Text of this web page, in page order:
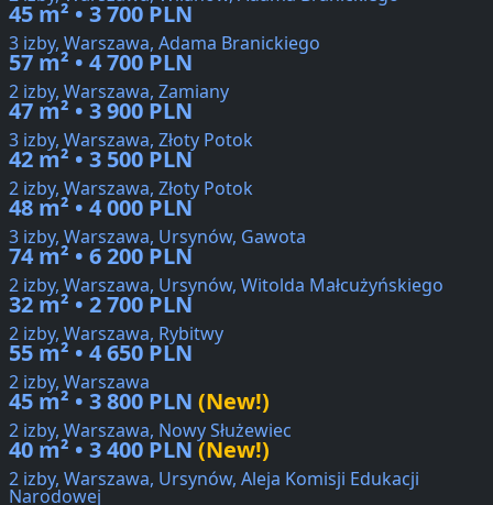
45 m² • 3 700 PLN
3 izby, Warszawa, Adama Branickiego
57 m² • 4 700 PLN
2 izby, Warszawa, Zamiany
47 m² • 3 900 PLN
3 izby, Warszawa, Złoty Potok
42 m² • 3 500 PLN
2 izby, Warszawa, Złoty Potok
48 m² • 4 000 PLN
3 izby, Warszawa, Ursynów, Gawota
74 m² • 6 200 PLN
2 izby, Warszawa, Ursynów, Witolda Małcużyńskiego
32 m² • 2 700 PLN
2 izby, Warszawa, Rybitwy
55 m² • 4 650 PLN
2 izby, Warszawa
45 m² • 3 800 PLN (New!)
2 izby, Warszawa, Nowy Służewiec
40 m² • 3 400 PLN(New!)
2 izby, Warszawa, Ursynów, Aleja Komisji Edukacji
Narodowej